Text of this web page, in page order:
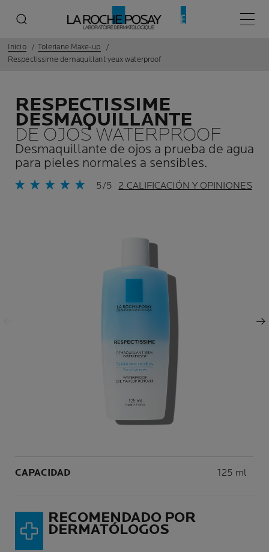
Menú
Inicio
Toleriane Make-up
Respectissime demaquillant yeux waterproof
RESPECTISSIME
DESMAQUILLANTE
DE OJOS WATERPROOF
Desmaquillante de ojos a prueba de agua
para pieles normales a sensibles.
5/5 2 CALIFICACIÓN Y OPINIONES
Panel siguiente
CAPACIDAD Volume
125 ml
RECOMENDADO POR
DERMATÓLOGOS